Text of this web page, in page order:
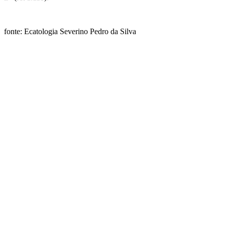
fonte: Ecatologia Severino Pedro da Silva